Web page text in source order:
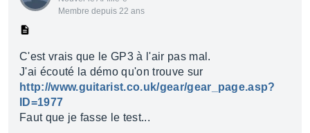
Membre depuis 22 ans
C'est vrais que le GP3 à l'air pas mal.
J'ai écouté la démo qu'on trouve sur
http://www.guitarist.co.uk/gear/gear_page.asp?
ID=1977
Faut que je fasse le test...